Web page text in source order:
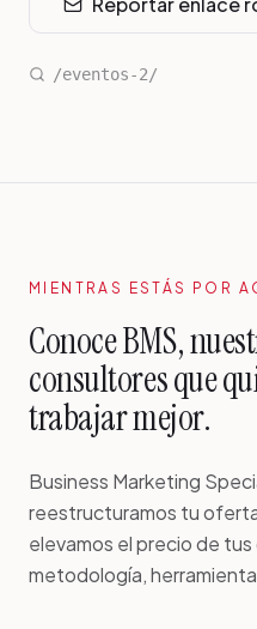
/eventos-2/
MIENTRAS ESTÁS POR
Conoce BMS,
consultores que
trabajar mejor.
Business Marketing
reestructuramos tu
elevamos el precio de
metodología,